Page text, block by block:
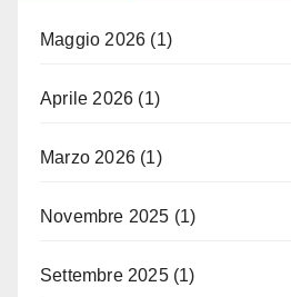
Maggio 2026 (1)
Aprile 2026 (1)
Marzo 2026 (1)
Novembre 2025 (1)
Settembre 2025(1)